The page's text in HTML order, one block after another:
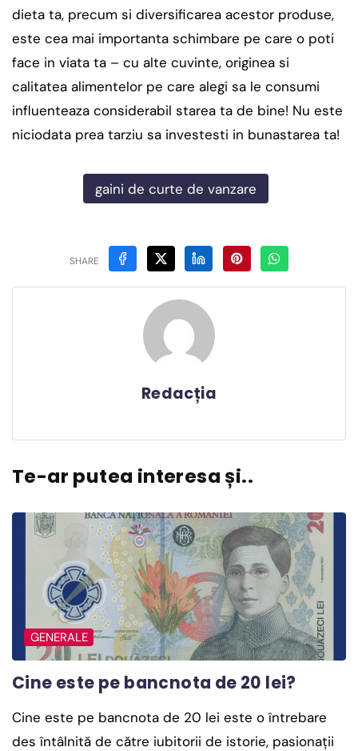
dieta ta, precum si diversificarea acestor produse,
este cea mai importanta schimbare pe care o poti
face in viata ta – cu alte cuvinte, originea si
calitatea alimentelor pe care alegi sa le consumi
influenteaza considerabil starea ta de bine! Nu este
niciodata prea tarziu sa investesti in bunastarea ta!
gaini de curte de vanzare
SHARE
Redacția
Te-ar putea interesa și..
GENERALE
Cine este pe bancnota de 20 lei?
Cine este pe bancnota de 20 lei este o întrebare
des întâlnită de către iubitorii de istorie, pasionații